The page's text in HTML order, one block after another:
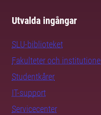
Utvalda ingångar
SLU-biblioteket
Fakulteter och
Studentkårer
IT-support
Servicecenter